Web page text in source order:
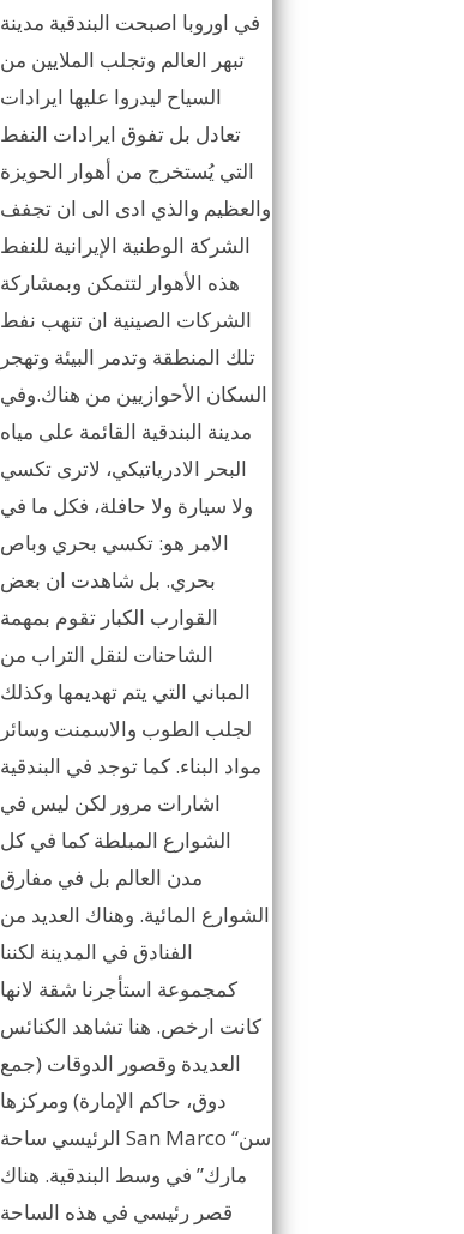
في اوروبا اصبحت البندقية مدينة
تبهر العالم وتجلب الملايين من
السياح ليدروا عليها ايرادات
تعادل بل تفوق ايرادات النفط
التي يُستخرج من أهوار الحويزة
والعظيم والذي ادى الى ان تجفف
الشركة الوطنية الإيرانية للنفط
هذه الأهوار لتتمكن وبمشاركة
الشركات الصينية ان تنهب نفط
تلك المنطقة وتدمر البيئة وتهجر
السكان الأحوازيين من هناك.وفي
مدينة البندقية القائمة على مياه
البحر الادرياتيكي، لاترى تكسي
ولا سيارة ولا حافلة، فكل ما في
الامر هو: تكسي بحري وباص
بحري. بل شاهدت ان بعض
القوارب الكبار تقوم بمهمة
الشاحنات لنقل التراب من
المباني التي يتم تهديمها وكذلك
لجلب الطوب والاسمنت وسائر
مواد البناء. كما توجد في البندقية
اشارات مرور لكن ليس في
الشوارع المبلطة كما في كل
مدن العالم بل في مفارق
الشوارع المائية. وهناك العديد من
الفنادق في المدينة لكننا
كمجموعة استأجرنا شقة لانها
كانت ارخص. هنا تشاهد الكنائس
العديدة وقصور الدوقات (جمع
دوق، حاكم الإمارة) ومركزها
الرئيسي ساحة San Marco “سن
مارك” في وسط البندقية. هناك
قصر رئيسي في هذه الساحة